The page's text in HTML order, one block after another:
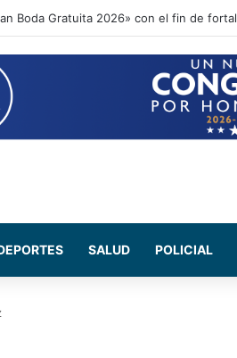
ayuda humanitaria de Copeco en
SALUD POLICIAL